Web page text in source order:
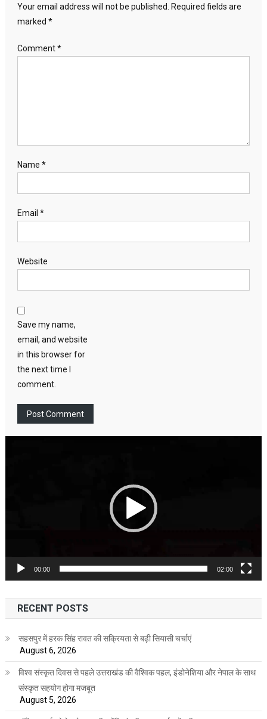
Your email address will not be published. Required fields are
marked *
Comment*
Name *
Email *
Website
Save my name,
email, and website
in this browser for
the next time I
comment.
00:00 02:00
RECENT POSTS
सहसपुर में हरक सिंह रावत की सक्रियता से बढ़ी सियासी चर्चाएं
August 6, 2026
विश्व संस्कृत दिवस से पहले उत्तराखंड की वैश्विक पहल, इंडोनेशिया और नेपाल के साथ
संस्कृत सहयोग होगा मजबूत
August 5, 2026